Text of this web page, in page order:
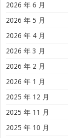
2026 年 6 月
2026 年 5 月
2026 年 4 月
2026 年 3 月
2026 年 2 月
2026 年 1 月
2025 年 12 月
2025 年 11 月
2025 年 10 月